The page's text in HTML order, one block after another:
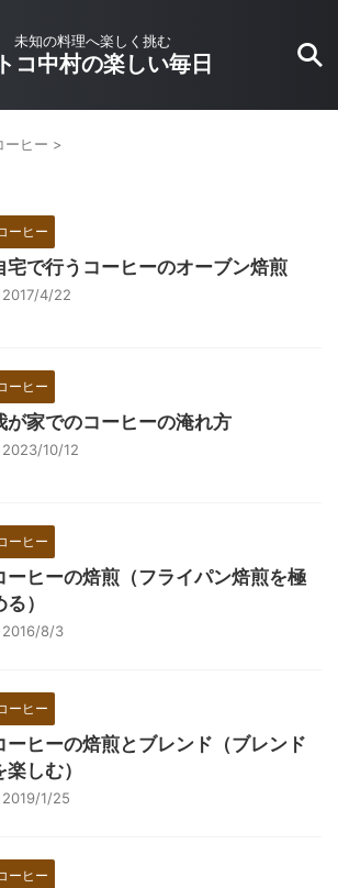
未知の料理へ楽しく挑む
コ中村の楽しい毎日
ーヒー >
ーヒー
宅で行うコーヒーのオーブン焙煎
2017/4/22
ーヒー
が家でのコーヒーの淹れ方
2023/10/12
ーヒー
ーヒーの焙煎（フライパン焙煎を極
る）
2016/8/3
ーヒー
ーヒーの焙煎とブレンド（ブレンド
楽しむ）
2019/1/25
ーヒー